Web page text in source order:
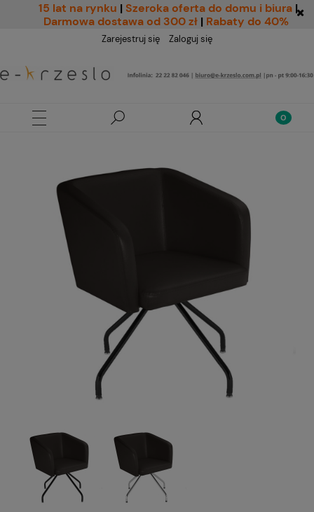
15 lat na rynku | Szeroka oferta do domu i biura |
Darmowa dostawa od 300 zł | Rabaty do 40%
Zarejestruj się Zaloguj się